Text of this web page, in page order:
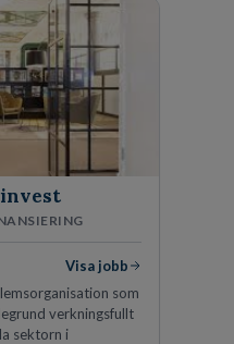
Visa jobb
som
verkningsfullt
sektorn i